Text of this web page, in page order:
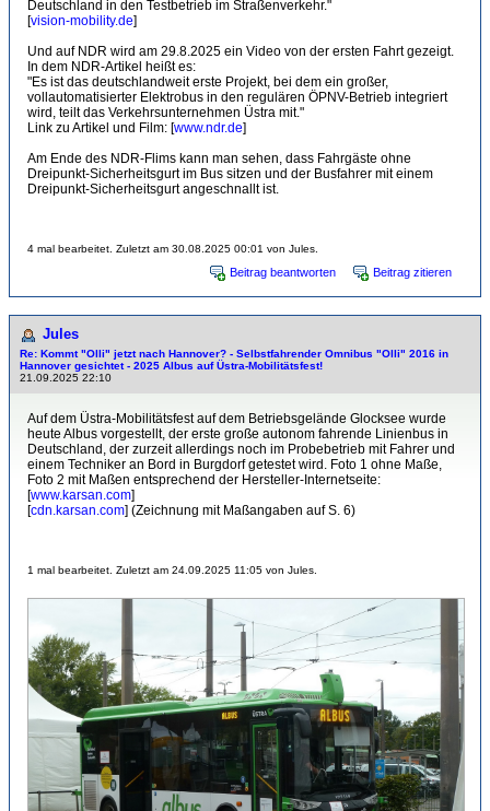
Deutschland in den Testbetrieb im Straßenverkehr."
[vision-mobility.de]
Und auf NDR wird am 29.8.2025 ein Video von der ersten Fahrt gezeigt.
In dem NDR-Artikel heißt es:
"Es ist das deutschlandweit erste Projekt, bei dem ein großer,
vollautomatisierter Elektrobus in den regulären ÖPNV-Betrieb integriert
wird, teilt das Verkehrsunternehmen Üstra mit."
Link zu Artikel und Film: [www.ndr.de]
Am Ende des NDR-Flims kann man sehen, dass Fahrgäste ohne
Dreipunkt-Sicherheitsgurt im Bus sitzen und der Busfahrer mit einem
Dreipunkt-Sicherheitsgurt angeschnallt ist.
4 mal bearbeitet. Zuletzt am 30.08.2025 00:01 von Jules.
Beitrag beantworten Beitrag zitieren
Jules
Re: Kommt "Olli" jetzt nach Hannover? - Selbstfahrender Omnibus "Olli" 2016 in
Hannover gesichtet - 2025 Albus auf Üstra-Mobilitätsfest!
21.09.2025 22:10
Auf dem Üstra-Mobilitätsfest auf dem Betriebsgelände Glocksee wurde
heute Albus vorgestellt, der erste große autonom fahrende Linienbus in
Deutschland, der zurzeit allerdings noch im Probebetrieb mit Fahrer und
einem Techniker an Bord in Burgdorf getestet wird. Foto 1 ohne Maße,
Foto 2 mit Maßen entsprechend der Hersteller-Internetseite:
[www.karsan.com]
[cdn.karsan.com] (Zeichnung mit Maßangaben auf S. 6)
1 mal bearbeitet. Zuletzt am 24.09.2025 11:05 von Jules.